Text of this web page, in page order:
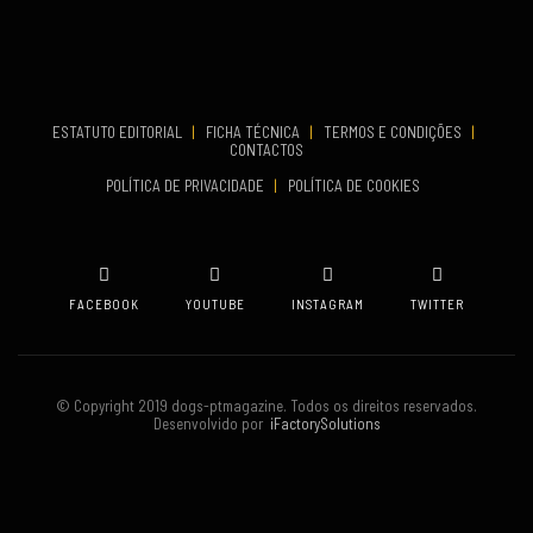
ESTATUTO EDITORIAL | FICHA TÉCNICA | TERMOS E CONDIÇÕES
|
CONTACTOS
POLÍTICA DE PRIVACIDADE
| POLÍTICA DE COOKIES
FACEBOOK YOUTUBE INSTAGRAM TWITTER
© Copyright 2019 dogs-ptmagazine. Todos os direitos reservados.
Desenvolvido poriFactorySolutions